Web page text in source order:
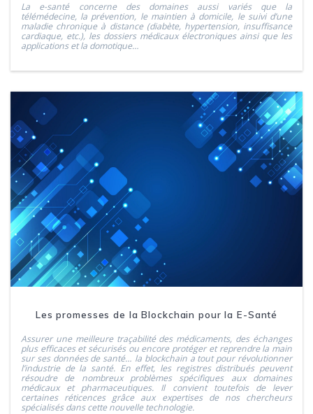
La e-santé concerne des domaines aussi variés que la
télémédecine, la prévention, le maintien à domicile, le suivi d’une
maladie chronique à distance (diabète, hypertension, insuffisance
cardiaque, etc.), les dossiers médicaux électroniques ainsi que les
applications et la domotique…
Les promesses de la Blockchain pour la E-Santé
Assurer une meilleure traçabilité des médicaments, des échanges
plus efficaces et sécurisés ou encore protéger et reprendre la main
sur ses données de santé… la blockchain a tout pour révolutionner
l’industrie de la santé. En effet, les registres distribués peuvent
résoudre de nombreux problèmes spécifiques aux domaines
médicaux et pharmaceutiques. Il convient toutefois de lever
certaines réticences grâce aux expertises de nos chercheurs
spécialisés dans cette nouvelle technologie.